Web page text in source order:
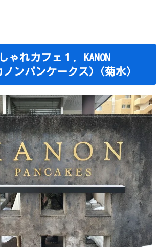
ゃれカフェ１．KANON
ノンパンケークス)（菊水）